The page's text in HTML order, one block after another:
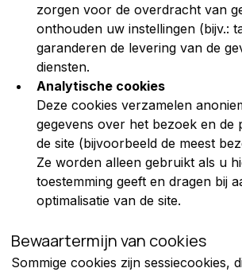
zorgen voor de overdracht van
onthouden uw instellingen (bijv.:
garanderen de levering van de
diensten.
Analytische cookies
Deze cookies verzamelen
gegevens over het bezoek en de
de site (bijvoorbeeld de meest
Ze worden alleen gebruikt als u
toestemming geeft en dragen bij
optimalisatie van de site.
Bewaartermijn van cookies
Sommige cookies zijn sessiecookies,